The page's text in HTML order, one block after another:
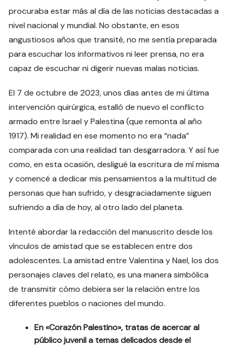
procuraba estar más al día de las noticias destacadas a
nivel nacional y mundial. No obstante, en esos
angustiosos años que transité, no me sentía preparada
para escuchar los informativos ni leer prensa, no era
capaz de escuchar ni digerir nuevas malas noticias.
El 7 de octubre de 2023, unos días antes de mi última
intervención quirúrgica, estalló de nuevo el conflicto
armado entre Israel y Palestina (que remonta al año
1917). Mi realidad en ese momento no era “nada”
comparada con una realidad tan desgarradora. Y así fue
como, en esta ocasión, desligué la escritura de mí misma
y comencé a dedicar mis pensamientos a la multitud de
personas que han sufrido, y desgraciadamente siguen
sufriendo a día de hoy, al otro lado del planeta.
Intenté abordar la redacción del manuscrito desde los
vínculos de amistad que se establecen entre dos
adolescentes. La amistad entre Valentina y Nael, los dos
personajes claves del relato, es una manera simbólica
de transmitir cómo debiera ser la relación entre los
diferentes pueblos o naciones del mundo.
En «Corazón Palestino», tratas de acercar al
público juvenil a temas delicados desde el